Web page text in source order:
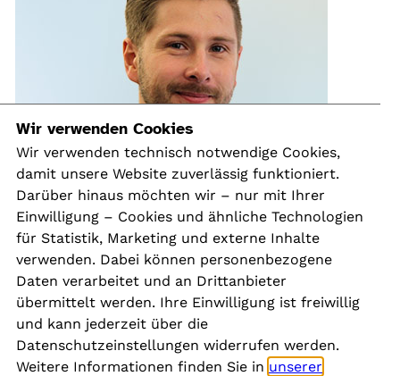
Andreas Weiner
Wir verwenden Cookies
Wir verwenden technisch notwendige Cookies,
damit unsere Website zuverlässig funktioniert.
Darüber hinaus möchten wir – nur mit Ihrer
Einwilligung – Cookies und ähnliche Technologien
für Statistik, Marketing und externe Inhalte
verwenden. Dabei können personenbezogene
Daten verarbeitet und an Drittanbieter
übermittelt werden. Ihre Einwilligung ist freiwillig
und kann jederzeit über die
Datenschutzeinstellungen widerrufen werden.
Weitere Informationen finden Sie in unserer